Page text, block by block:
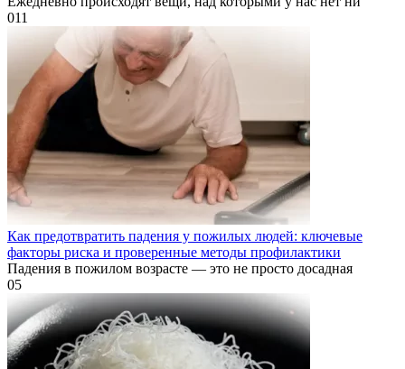
011
Как предотвратить падения у пожилых людей: ключевые
факторы риска и проверенные методы профилактики
Падения в пожилом возрасте — это не просто досадная
05